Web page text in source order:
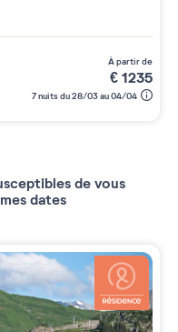
à partir de
€1235
7 nuits du 28/03 au 04/04
de vous
dates